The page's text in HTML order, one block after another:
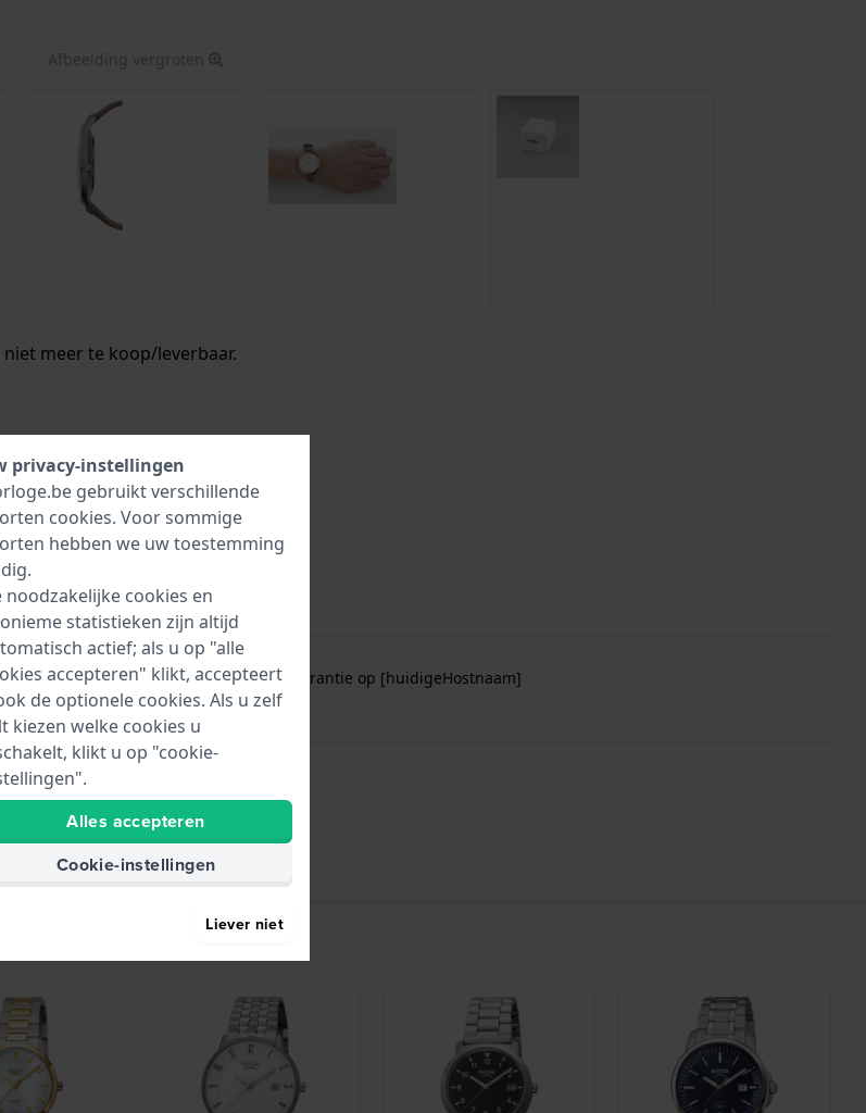
Afbeelding vergroten
meer te koop/leverbaar.
4040066220147
5 Bar (douchen)
2 jaar garantie
Gratis1 jaar extra garantie op [huidigeHostnaam]
Uren - Analoge wijzer
privacy-instellingen
gebruikt verschillende
cookies. Voor sommige
hebben we uw toestemming
noodzakelijke cookies en
statistieken zijn altijd
actief; als u op "alle
accepteren" klikt, accepteert
de optionele cookies. Als u zelf
kiezen welke cookies u
klikt u op "cookie-
Alles accepteren
Cookie-instellingen
Liever niet